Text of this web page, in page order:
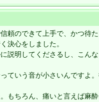
頼のできて上手で、かつ待た
決心をしました。
説明してくださるし、こん
ていう音が小さいんですよ
もちろん、痛いと言えば麻